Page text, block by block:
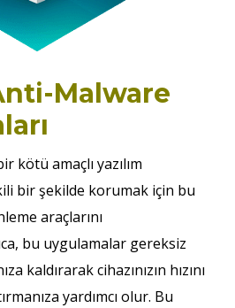
Malware
kötü amaçlı yazılım
bir şekilde korumak için bu
araçlarını
bu uygulamalar gereksiz
kaldırarak cihazınızın hızını
yardımcı olur. Bu